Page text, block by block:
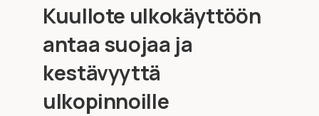
Kuullote ulkokäyttöön
antaa suojaa ja
kestävyyttä
ulkopinnoille